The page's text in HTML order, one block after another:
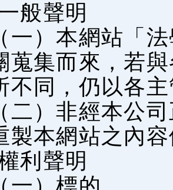
般聲明
（一）本網站「
蒐集而來，若
不同，仍以各
（二）非經本公
製本網站之內
利聲明